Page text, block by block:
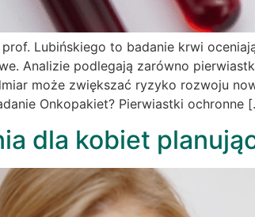
Lubińskiego to badanie krwi
Analizie podlegają zarówno
może zwiększać ryzyko rozwoju
Onkopakiet? Pierwiastki ochronne
dla kobiet